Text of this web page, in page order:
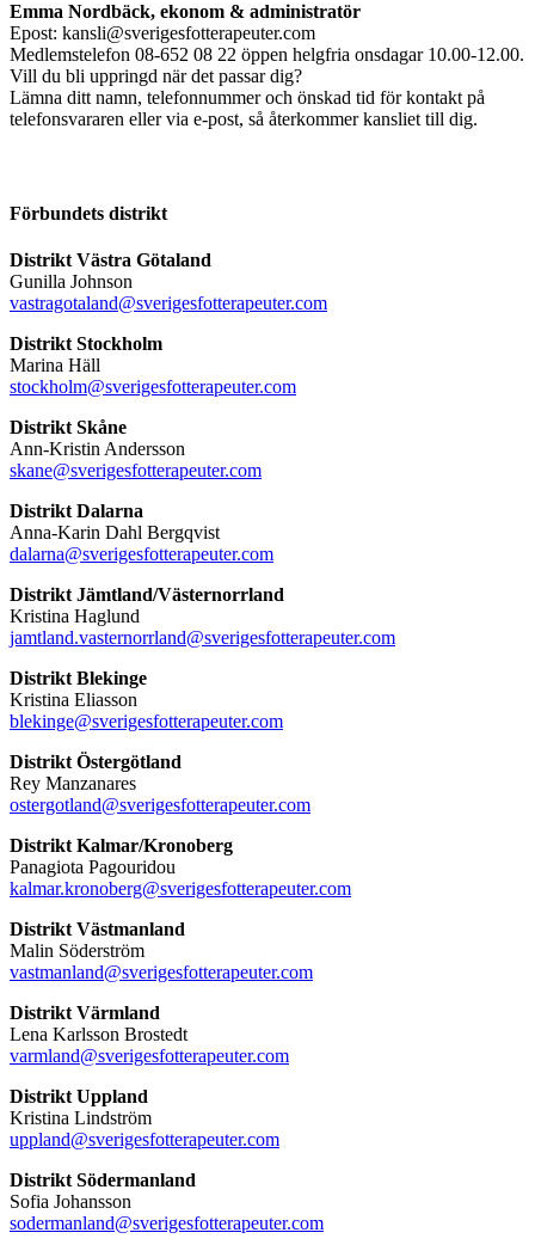
Emma Nordbäck, ekonom & administratör
Epost: kansli@sverigesfotterapeuter.com
Medlemstelefon 08-652 08 22 öppen helgfria onsdagar 10.00-12.00.
Vill du bli uppringd när det passar dig?
Lämna ditt namn, telefonnummer och önskad tid för kontakt på
telefonsvararen eller via e-post, så återkommer kansliet till dig.
Förbundets distrikt
Distrikt Västra Götaland
Gunilla Johnson
vastragotaland@sverigesfotterapeuter.com
Distrikt Stockholm
Marina Häll
stockholm@sverigesfotterapeuter.com
Distrikt Skåne
Ann-Kristin Andersson
skane@sverigesfotterapeuter.com
Distrikt Dalarna
Anna-Karin Dahl Bergqvist
dalarna@sverigesfotterapeuter.com
Distrikt Jämtland/Västernorrland
Kristina Haglund
jamtland.vasternorrland@sverigesfotterapeuter.com
Distrikt Blekinge
Kristina Eliasson
blekinge@sverigesfotterapeuter.com
Distrikt Östergötland
Rey Manzanares
ostergotland@sverigesfotterapeuter.com
Distrikt Kalmar/Kronoberg
Panagiota Pagouridou
kalmar.kronoberg@sverigesfotterapeuter.com
Distrikt Västmanland
Malin Söderström
vastmanland@sverigesfotterapeuter.com
Distrikt Värmland
Lena Karlsson Brostedt
varmland@sverigesfotterapeuter.com
Distrikt Uppland
Kristina Lindström
uppland@sverigesfotterapeuter.com
Distrikt Södermanland
Sofia Johansson
sodermanland@sverigesfotterapeuter.com